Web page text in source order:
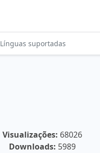
Línguas suportadas
Visualizações: 68026
Downloads: 5989